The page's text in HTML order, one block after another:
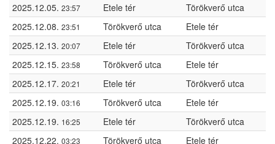
2025.12.05. 23:57 Etele tér
Törökverő utca
2025.12.08. 23:51 Törökverő utca
Etele tér
2025.12.13. 20:07 Etele tér
Törökverő utca
2025.12.15. 23:58 Törökverő utca
Etele tér
2025.12.17. 20:21 Etele tér
Törökverő utca
2025.12.19. 03:16 Törökverő utca
Etele tér
2025.12.19. 16:25 Etele tér
Törökverő utca
2025.12.22. 03:23 Törökverő utca
Etele tér